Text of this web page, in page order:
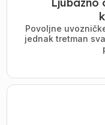
Povoljne
jednak tretman